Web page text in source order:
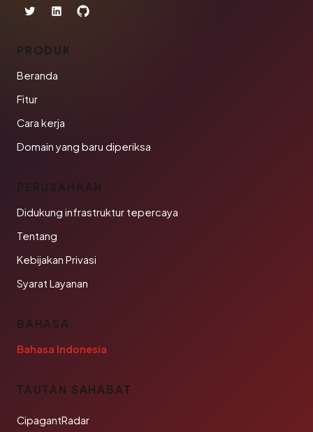
PRODUK
Beranda
Fitur
Cara kerja
Domain yang baru diperiksa
PERUSAHAAN
Didukung infrastruktur tepercaya
Tentang
Kebijakan Privasi
Syarat Layanan
BAHASA
Bahasa Indonesia
TAUTAN SAHABAT
CipagantRadar